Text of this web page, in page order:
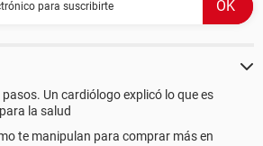
Un cardiólogo explicó lo que es
la salud
te manipulan para comprar más en